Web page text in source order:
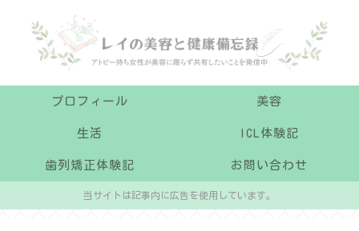
プロフィール 美容
生活 ICL体験記
歯列矯正体験記 お問い合わせ
当サイトは記事内に広告を使用しています。